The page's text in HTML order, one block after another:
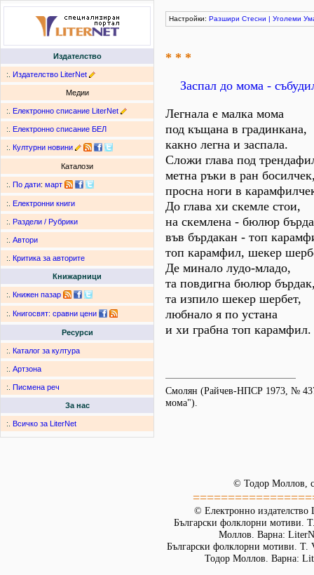
Издателство
:. Издателство LiterNet
Медии
:. Електронно списание LiterNet
:. Електронно списание БЕЛ
:. Културни новини
Каталози
:. По дати: март
:. Електронни книги
:. Раздели / Рубрики
:. Автори
:. Критика за авторите
Книжарници
:. Книжен пазар
:. Книгосвят: сравни цени
Ресурси
:. Каталог за култура
:. Артзона
:. Писмена реч
За нас
:. Всичко за LiterNet
Настройки: Разшири Стесни | Уголеми
* * *
Заспал до мома -
Легнала е малка мома
под къщана в градинкана,
какно легна и заспала.
Сложи глава под
метна ръки в ран
просна ноги в
До глава хи скемле стои,
на скемлена - бюлюр
във бърдакан - топ
топ карамфил, шекер
Де минало лудо-младо,
та повдигна бюлюр
та изпило шекер шербет,
любнало я по устана
и хи грабна топ карамфил.
Смолян (Райчев-НПСР 1973, №
мома").
© Тодор Моллов,
© Електронно издателство
Български фолклорни мотиви.
Моллов. Варна:
Български фолклорни мотиви. Т.
Тодор Моллов. Варна: